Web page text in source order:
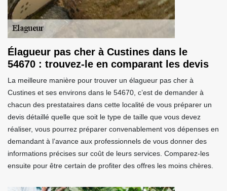
Élagueur pas cher à Custines dans le
54670 : trouvez-le en comparant les devis
La meilleure manière pour trouver un élagueur pas cher à
Custines et ses environs dans le 54670, c’est de demander à
chacun des prestataires dans cette localité de vous préparer un
devis détaillé quelle que soit le type de taille que vous devez
réaliser, vous pourrez préparer convenablement vos dépenses en
demandant à l’avance aux professionnels de vous donner des
informations précises sur coût de leurs services. Comparez-les
ensuite pour être certain de profiter des offres les moins chères.